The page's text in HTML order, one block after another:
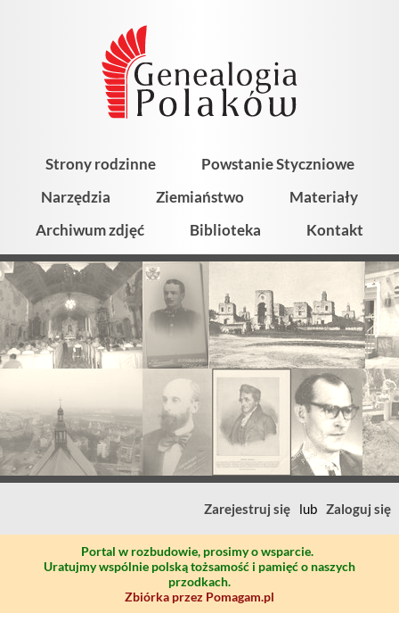
Strony rodzinne
Powstanie Styczniowe
Narzędzia
Ziemiaństwo
Materiały
Archiwum zdjęć
Biblioteka Kontakt
Zarejestruj się lub Zaloguj się
Portal w rozbudowie, prosimy o wsparcie.
Uratujmy wspólnie polską tożsamość i pamięć o naszych
przodkach.
Zbiórka przez Pomagam.pl